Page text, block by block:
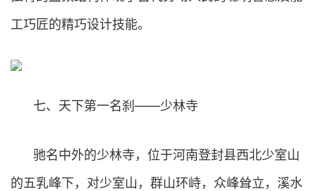
工巧匠的精巧设计技能。
七、天下第一名刹——少林寺
驰名中外的少林寺，位于河南登封县西北少室山
的五乳峰下，对少室山，群山环峙，众峰耸立，溪水